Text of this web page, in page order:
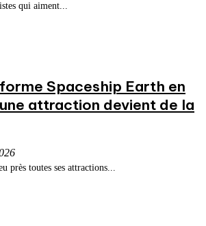
qui aiment...
Spaceship Earth en
attraction devient de la
près toutes ses attractions...